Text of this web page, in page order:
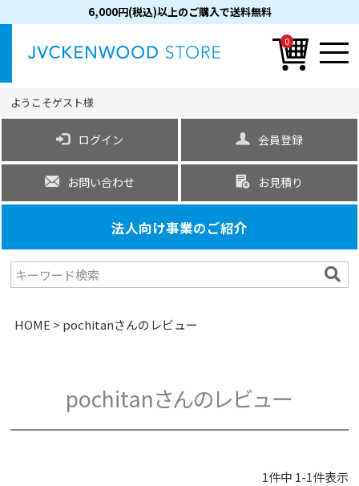
6,000円(税込)以上のご購入で送料無料
0
ようこそゲスト様
ログイン 会員登録
お問い合わせ お見積り
法人向け事業のご紹介
HOME pochitanさんのレビュー
pochitanさんのレビュー
1件中 1-1件表示